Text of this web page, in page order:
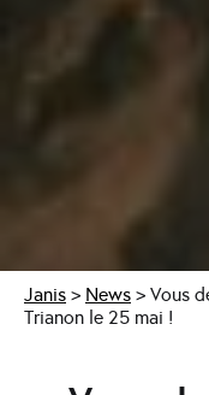
Janis > News > Vous
Trianon le 25 mai !